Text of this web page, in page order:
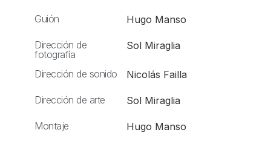
Guión Hugo Manso
Dirección de
fotografía
Sol Miraglia
Dirección de sonido Nicolás Failla
Dirección de arte Sol Miraglia
Montaje Hugo Manso